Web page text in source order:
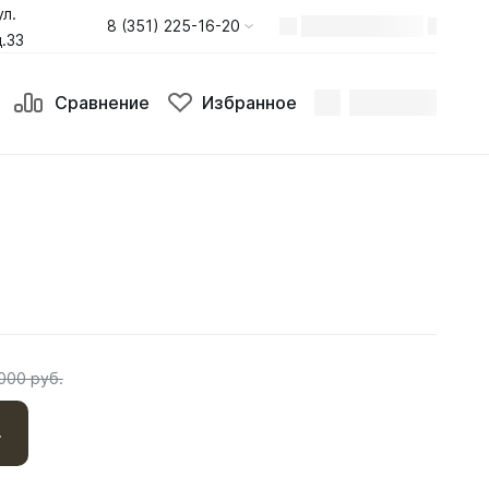
8 (351) 225-16-20
Сравнение Избранное
руб.